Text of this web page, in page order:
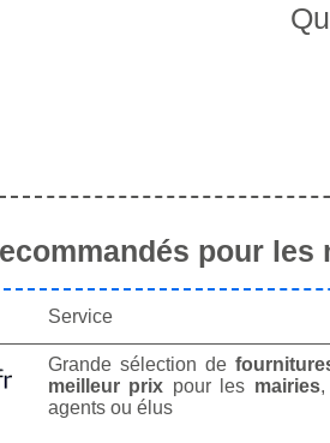
pour les
Service
Grande sélection de
meilleur prix pour les mairies,
agents ou élus